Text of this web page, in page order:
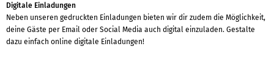
Digitale Einladungen
Neben unseren gedruckten Einladungen bieten wir dir zudem die Möglichkeit,
deine Gäste per Email oder Social Media auch digital einzuladen. Gestalte
dazu einfach online digitale Einladungen!